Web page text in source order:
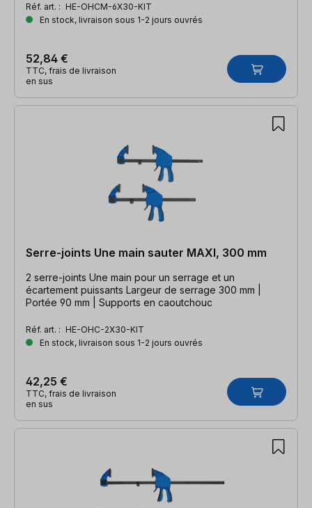
Réf. art. : HE-OHCM-6X30-KIT
En stock, livraison sous 1-2 jours ouvrés
52,84 €
TTC, frais de livraison
en sus
Serre-joints Une main sauter MAXI, 300 mm
2 serre-joints Une main pour un serrage et un
écartement puissants Largeur de serrage 300 mm |
Portée 90 mm | Supports en caoutchouc
Réf. art. : HE-OHC-2X30-KIT
En stock, livraison sous 1-2 jours ouvrés
42,25 €
TTC, frais de livraison
en sus